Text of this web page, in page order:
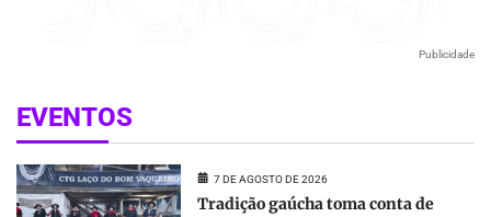
Publicidade
EVENTOS
7 DE AGOSTO DE 2026
Tradição gaúcha toma conta de